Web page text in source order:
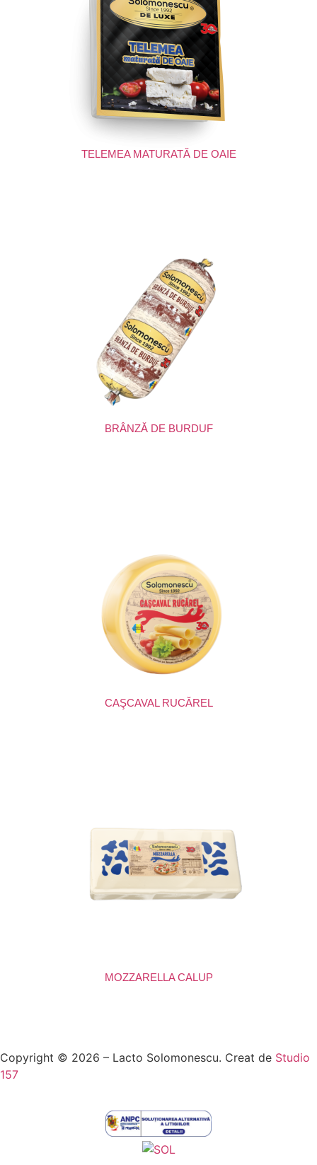
TELEMEA MATURATĂ DE OAIE
BRÂNZĂ DE BURDUF
CAŞCAVAL RUCĂREL
MOZZARELLA CALUP
Copyright © 2026 – Lacto Solomonescu. Creat de Studio
157